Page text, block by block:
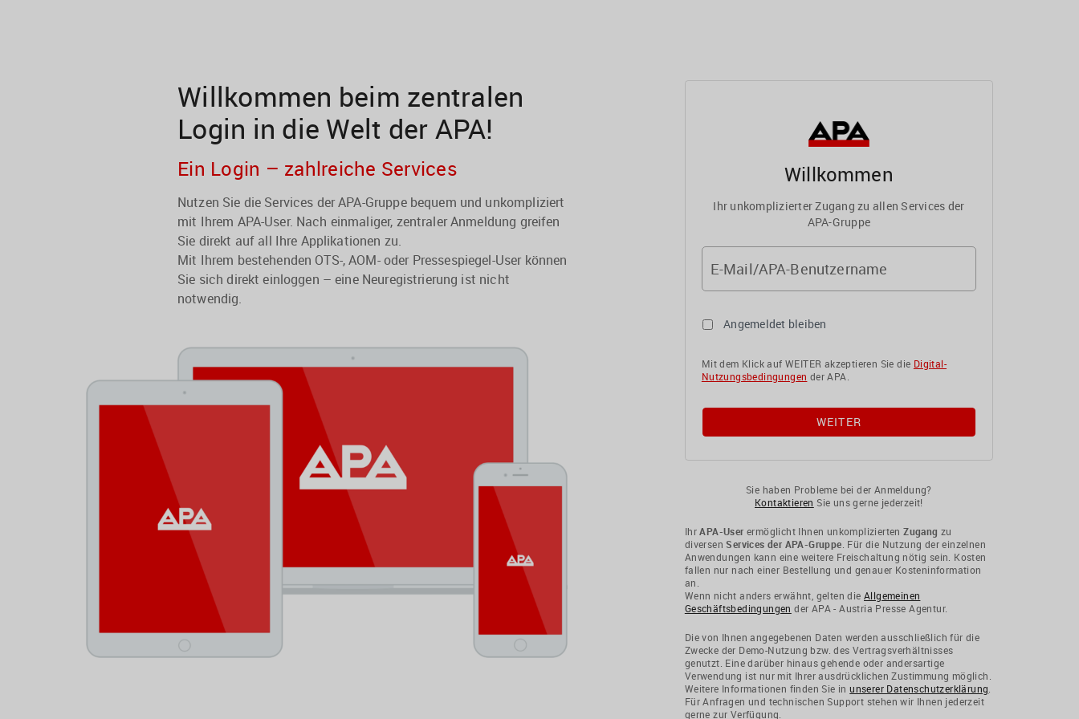
Willkommen beim zentralen
Login in die Welt der APA!
Ein Login – zahlreiche Services
Nutzen Sie die Services der APA-Gruppe bequem und unkompliziert
mit Ihrem APA-User. Nach einmaliger, zentraler Anmeldung greifen
Sie direkt auf all Ihre Applikationen zu.
Mit Ihrem bestehenden OTS-, AOM- oder Pressespiegel-User können
Sie sich direkt einloggen – eine Neuregistrierung ist nicht
notwendig.
Willkommen
Ihr unkomplizierter Zugang zu allen Services der
APA-Gruppe
E-Mail/APA-Benutzername
Angemeldet bleiben
Mit dem Klick auf WEITER akzeptieren Sie die Digital-
Nutzungsbedingungen der APA.
Sie haben Probleme bei der Anmeldung?
Kontaktieren Sie uns gerne jederzeit!
IhrAPA-User ermöglicht Ihnen unkompliziertenZugang zu
diversen Services der APA-Gruppe . Für die Nutzung der einzelnen
Anwendungen kann eine weitere Freischaltung nötig sein. Kosten
fallen nur nach einer Bestellung und genauer Kosteninformation
an.
Wenn nicht anders erwähnt, gelten dieAllgemeinen
Geschäftsbedingungen der APA - Austria Presse Agentur.
Die von Ihnen angegebenen Daten werden ausschließlich für die
Zwecke der Demo-Nutzung bzw. des Vertragsverhältnisses
genutzt. Eine darüber hinaus gehende oder andersartige
Verwendung ist nur mit Ihrer ausdrücklichen Zustimmung möglich.
Weitere Informationen finden Sie inunserer Datenschutzerklärung
Für Anfragen und technischen Support stehen wir Ihnen jederzeit
gerne zur Verfügung.